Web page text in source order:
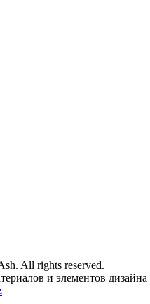
All rights reserved.
и элементов